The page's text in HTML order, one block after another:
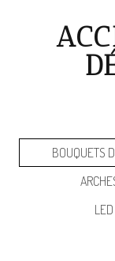
BOUQUETS
LED